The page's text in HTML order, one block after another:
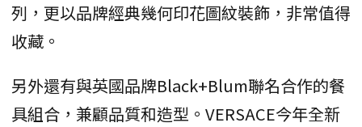
列，更以品牌經典幾何印花圖紋裝飾，非常值得
收藏。
另外還有與英國品牌Black+Blum聯名合作的餐
具組合，兼顧品質和造型。VERSACE今年全新